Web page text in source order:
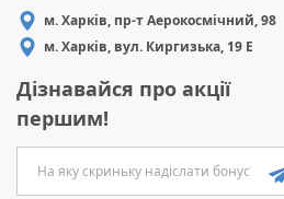
м. Харків, пр-т Аерокосмічний, 98
м. Харків, вул. Киргизька, 19 Е
Дізнавайся про акції
першим!